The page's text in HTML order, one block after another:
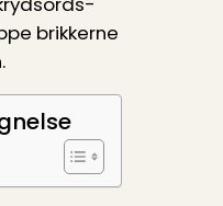
brikkerne